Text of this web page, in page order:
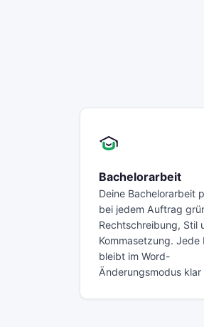
Bachelorarbeit
Deine Bachelorarbeit
bei jedem Auftrag
Rechtschreibung, Stil
Kommasetzung. Jede
bleibt im Word-
Änderungsmodus klar